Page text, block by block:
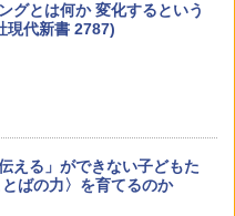
グとは何か 変化するという
現代新書 2787)
える」ができない子どもた
ばの力〉を育てるのか